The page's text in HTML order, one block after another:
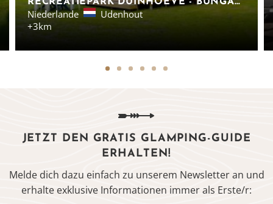
RECREATIEPARK DUINHOEVE - BUNGALOW DELUXE MIETZELT
Niederlande
Udenhout
+3km
JETZT DEN GRATIS GLAMPING-GUIDE
ERHALTEN!
Melde dich dazu einfach zu unserem Newsletter an und
erhalte exklusive Informationen immer als Erste/r: